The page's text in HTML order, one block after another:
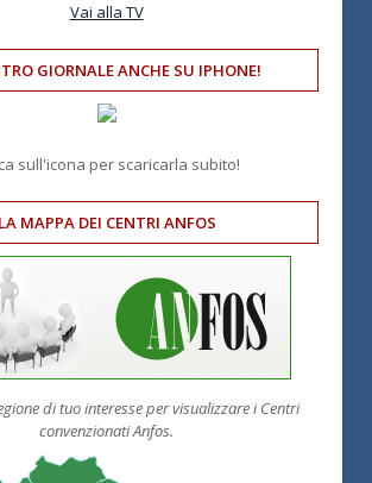
Vai alla TV
GIORNALE ANCHE SU IPHONE!
sull'icona per scaricarla subito!
LA MAPPA DEI CENTRI ANFOS
di tuo interesse per visualizzare i Centri
convenzionati Anfos.